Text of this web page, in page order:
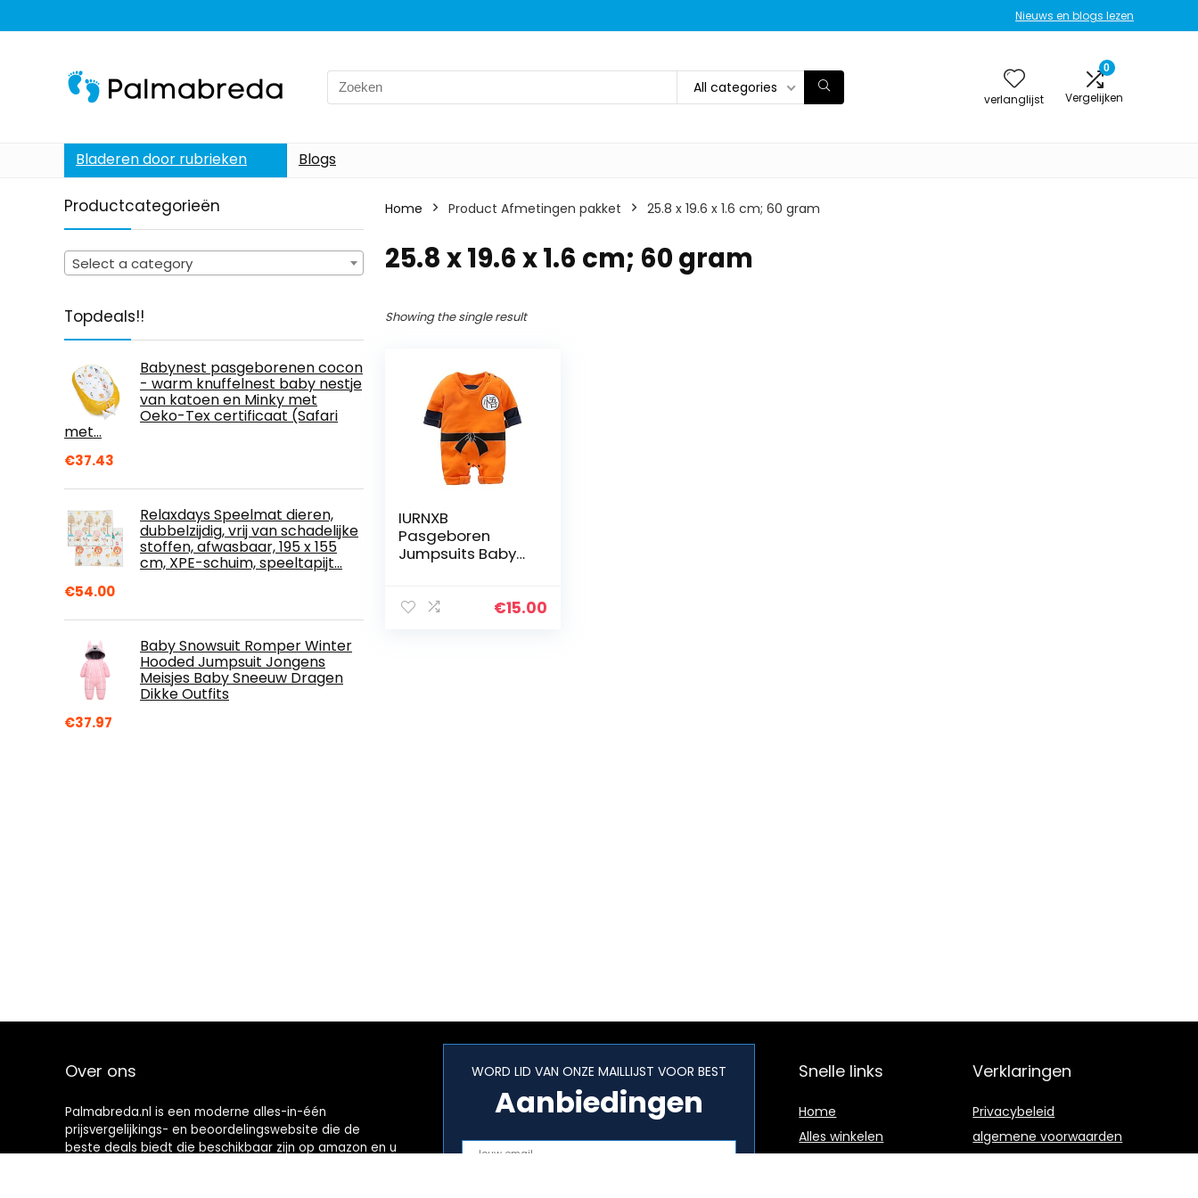
Nieuws en blogs lezen
Search
for:
All categories
verlanglijst
0
Vergelijken
Bladeren door rubrieken Blogs
Productcategorieën
Select a category
Topdeals!!
Babynest pasgeborenen cocon
- warm knuffelnest baby nestje
van katoen en Minky met
Oeko-Tex certificaat (Safari
met…
€37.43
Relaxdays Speelmat dieren,
dubbelzijdig, vrij van schadelijke
stoffen, afwasbaar, 195 x 155
cm, XPE-schuim, speeltapijt…
€54.00
Baby Snowsuit Romper Winter
Hooded Jumpsuit Jongens
Meisjes Baby Sneeuw Dragen
Dikke Outfits
€37.97
Home Product Afmetingen pakket ‎25.8 x 19.6 x 1.6 cm; 60 gram
‎25.8 x 19.6 x 1.6 cm; 60 gram
Showing the single result
IURNXB
Pasgeboren
Jumpsuits Baby
Romper
€15.00
Over ons
Palmabreda.nl is een moderne alles-in-één
prijsvergelijkings- en beoordelingswebsite die de
beste deals biedt die beschikbaar zijn op amazon en u
WORD LID VAN ONZE MAILLIJST VOOR BEST
Aanbiedingen
Snelle links
Home
Alles winkelen
Verklaringen
Privacybeleid
algemene voorwaarden